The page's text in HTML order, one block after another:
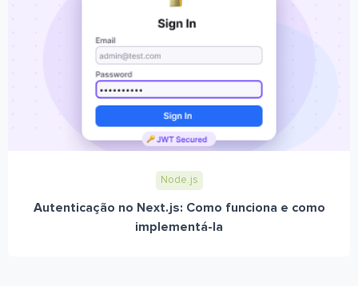
Node.js
Autenticação no Next.js: Como funciona e como
implementá-la